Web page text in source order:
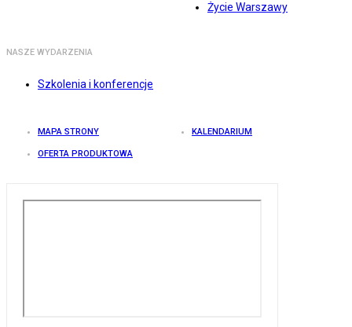
Życie Warszawy
NASZE WYDARZENIA
Szkolenia i konferencje
MAPA STRONY KALENDARIUM
OFERTA PRODUKTOWA